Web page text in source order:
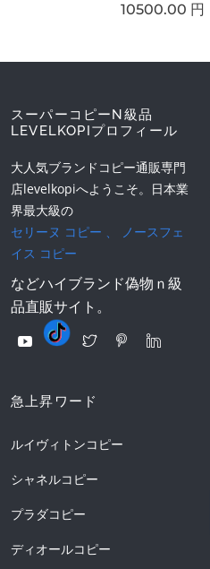
10500.00 円
スーパーコピーN級品
LEVELKOPIプロフィール
大人気ブランドコピー通販専門
店levelkopiへようこそ。日本業
界最大級の
セリーヌ コピー 、
ノースフェ
イス コピー
などハイブランド偽物ｎ級
品直販サイト。
急上昇ワード
ルイヴィトンコピー
シャネルコピー
プラダコピー
ディオールコピー